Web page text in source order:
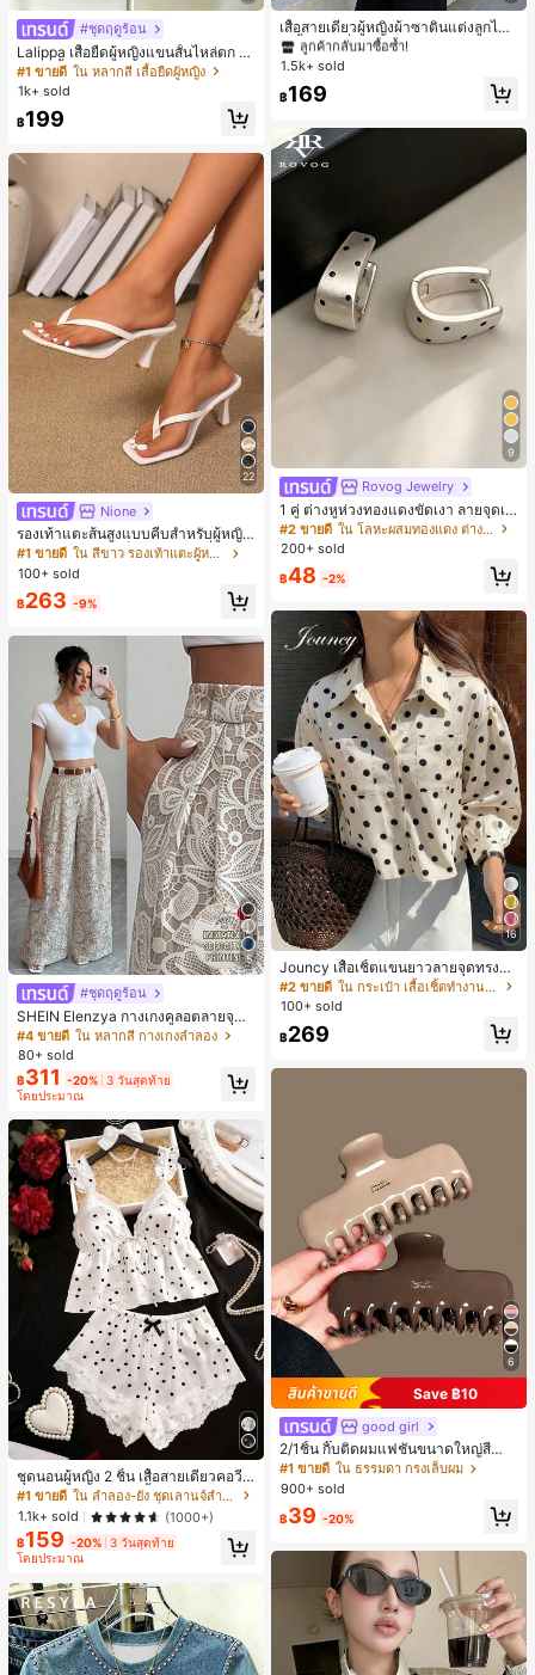
#ชุดฤดูร้อน
Lalippa เสื้อยืดผู้หญิงแขนสั้นไหล่ตก ค
อวีปกเสื้อ ลายพิมพ์ดิจิทัลลายทาง สไตล์
สปอร์ตแฟชั่นมินิมอล ของขวัญสำหรับเ
พื่อน
#1 ขายดี ใน หลากสี เสื้อยืดผู้หญิง
1k+ sold
฿199
22
Nione
รองเท้าแตะส้นสูงแบบคีบสำหรับผู้หญิง
สไตล์คลาสสิก สีบล็อก สไตล์แฟรี่ฤดูร้อ
น ส้นเข็ม รองเท้าแตะแบบคีบ รองเท้าแ
ตะชายหาดแฟชั่นสายไขว้ รองเท้าผู้ห
ญิง สำหรับออฟฟิศ บ้าน กลางแจ้ง ดีไซ
น์หัวเหลี่ยม ชิคและหรูหรา สำหรับเดทไ
นท์
#1 ขายดี
ใน สีขาว รองเท้าแตะผู้หญิง
100+ sold
฿263 -9%
5
#ชุดฤดูร้อน
SHEIN Elenzya กางเกงคูลอตลายจุดเ
อวสูงแบบใหม่สำหรับฤดูใบไม้ผลิ/ฤดูร้อ
น, สไตล์หรูหราเหมาะสำหรับใส่ในชีวิต
ประจำวันและทำงาน, ให้ความรู้สึกวินเ
ทจสำหรับฤดูรับปริญญา, เทศกาลดนตร
ี, การแข่งม้าดาร์บี้, วันประกาศอิสรภาพ
#4 ขายดี ใน หลากสี กางเกงลำลอง
80+ sold
฿311 -20% 3 วันสุดท้าย
โดยประมาณ
ชุดนอนผู้หญิง 2 ชิ้น เสื้อสายเดี่ยวคอวีลู
กไม้ พร้อมกางเกงขาสั้นแต่งลูกไม้ แต่ง
โบว์ที่เอว ชุดลำลองผู้หญิงนุ่มสบายน่ารั
ก สไตล์เอสเธติก
#1 ขายดี
ใน ลำลอง-ยัง ชุดเลานจ์สำหรับผู้หญิง
1.1k+ sold
(1000+)
฿159 -20% 3 วันสุดท้าย
โดยประมาณ
เสื้อสายเดี่ยวผู้หญิงผ้าซาตินแต่งลูกไม้
- เสื้อสายเดี่ยวฤดูร้อนสีคากีมีรอยผ่าด้า
นข้างที่น่าดึงดูดแบบสบายๆ
ลูกค้ากลับมาซื้อซ้ำ!
#1 ขายดี
ใน สีกากี เสื้อสตรี เสื้อเบลาส์ & Tee
ลูกค้ากลับมาซื้อซ้ำ!
#1 ขายดี
ใน สีกากี เสื้อสตรี เสื้อเบลาส์ & Tee
ลูกค้ากลับมาซื้อซ้ำ!
#1 ขายดี
ลูกค้ากลับมาซื้อซ้ำ!
1.5k+ sold
฿169
9
Rovog Jewelry
1 คู่ ต่างหูห่วงทองแดงขัดเงา ลายจุดเร
ขาคณิตสไตล์มินิมอล เหมาะสำหรับสว
มใส่ประจำวันแบบสบายๆ สำหรับผู้หญิง
#2 ขายดี
ใน โลหะผสมทองแดง ต่างหูผู้หญิง
200+ sold
฿48 -2%
16
Jouncy เสื้อเชิ้ตแขนยาวลายจุดทรงหล
วมสำหรับผู้หญิง
#2 ขายดี
ใน กระเป๋า เสื้อเชิ้ตทำงานมีกระเป๋า
100+ sold
฿269
6
Save ฿10
good girl
2/1ชิ้น กิ๊บติดผมแฟชั่นขนาดใหญ่สีน้ำ
ตาลชานมสำหรับผู้หญิง เหมาะสำหรับก
ารอาบน้ำ ล้างหน้า และจัดแต่งทรงผม
#1 ขายดี ใน ธรรมดา กรงเล็บผม
900+ sold
฿39 -20%